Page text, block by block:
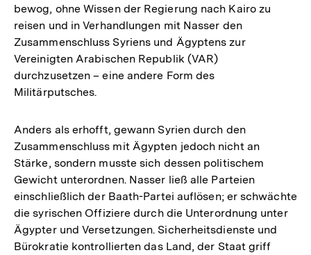
bewog, ohne Wissen der Regierung nach Kairo zu
reisen und in Verhandlungen mit Nasser den
Zusammenschluss Syriens und Ägyptens zur
Vereinigten Arabischen Republik (VAR)
durchzusetzen – eine andere Form des
Militärputsches.
Anders als erhofft, gewann Syrien durch den
Zusammenschluss mit Ägypten jedoch nicht an
Stärke, sondern musste sich dessen politischem
Gewicht unterordnen. Nasser ließ alle Parteien
einschließlich der Baath-Partei auflösen; er schwächte
die syrischen Offiziere durch die Unterordnung unter
Ägypter und Versetzungen. Sicherheitsdienste und
Bürokratie kontrollierten das Land, der Staat griff